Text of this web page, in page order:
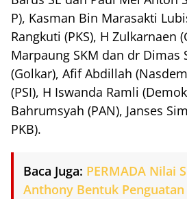
P), Kasman Bin Marasakti
Rangkuti (PKS), H Zulkarnaen
Marpaung SKM dan dr Dimas
(Golkar), Afif Abdillah
(PSI), H Iswanda Ramli
Bahrumsyah (PAN), Janses
PKB).
Baca Juga: PERMADA Nilai
Anthony Bentuk Penguatan